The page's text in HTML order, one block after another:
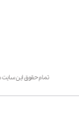
تمام حقوق این سایت